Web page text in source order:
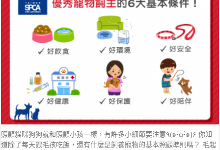
照顧貓咪狗狗就和照顧小孩一樣，有許多小細節要注意٩(๑•̀ω•́๑)۶ 你知
道除了每天餵毛孩吃飯，還有什麼是飼養寵物的基本照顧準則嗎？ 毛起